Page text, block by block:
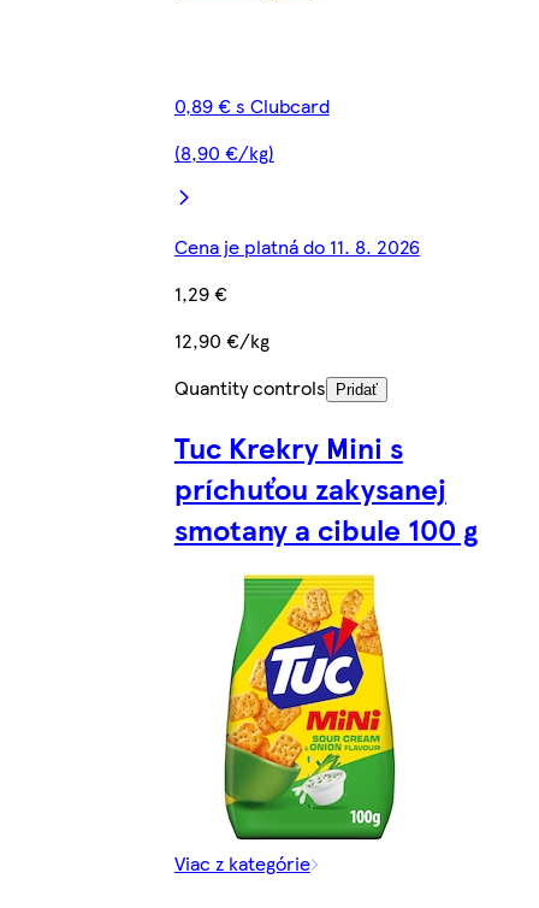
0,89 € s Clubcard
(8,90 €/kg)
Cena je platná do 11. 8. 2026
1,29 €
12,90 €/kg
Quantity controls
Pridať
Tuc Krekry Mini s
príchuťou zakysanej
smotany a cibule 100 g
Viac z kategórie